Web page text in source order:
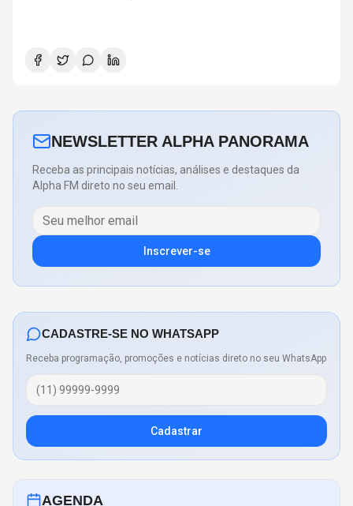
NEWSLETTER ALPHA PANORAMA
Receba as principais notícias, análises e destaques da
Alpha FM direto no seu email.
Inscrever-se
CADASTRE-SE NO WHATSAPP
Receba programação, promoções e notícias direto no seu WhatsApp
Cadastrar
AGENDA